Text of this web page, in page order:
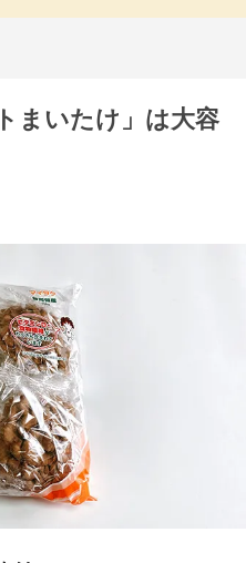
まいたけ」は大容